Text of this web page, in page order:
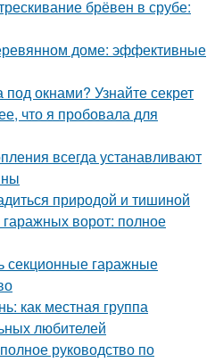
брёвен в срубе:
доме: эффективные
окнами? Узнайте секрет
что я пробовала для
всегда устанавливают
природой и тишиной
ворот: полное
секционные гаражные
как местная группа
любителей
руководство по